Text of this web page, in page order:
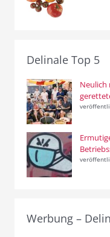
Delinale Top 5
Neulich
Werbung –